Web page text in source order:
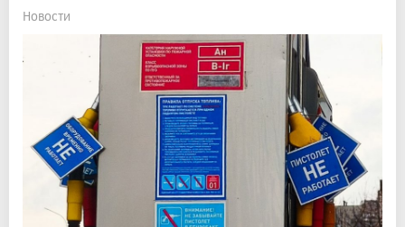
Новости